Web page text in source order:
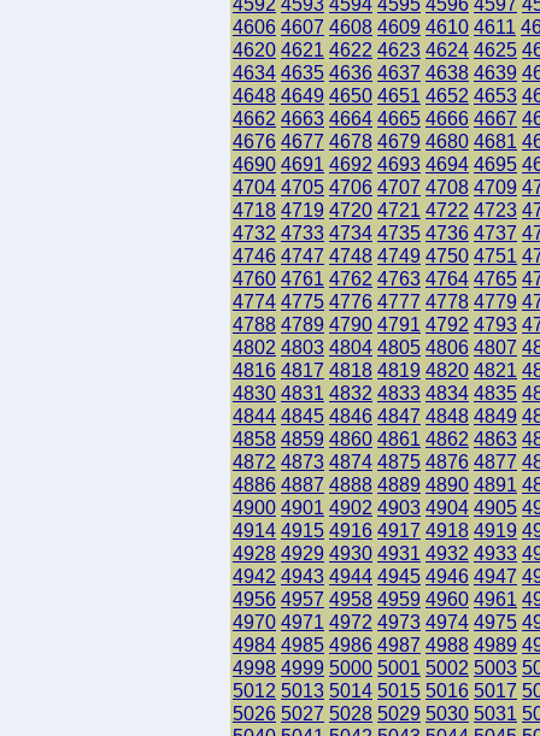
4606 4607 4608 4609 4610 4611
4620 4621 4622 4623 4624 4625
4634 4635 4636 4637 4638 4639
4648 4649 4650 4651 4652 4653
4662 4663 4664 4665 4666 4667
4676 4677 4678 4679 4680 4681
4690 4691 4692 4693 4694 4695
4704 4705 4706 4707 4708 4709
4718 4719 4720 4721 4722 4723
4732 4733 4734 4735 4736 4737
4746 4747 4748 4749 4750 4751
4760 4761 4762 4763 4764 4765
4774 4775 4776 4777 4778 4779
4788 4789 4790 4791 4792 4793
4802 4803 4804 4805 4806 4807
4816 4817 4818 4819 4820 4821
4830 4831 4832 4833 4834 4835
4844 4845 4846 4847 4848 4849
4858 4859 4860 4861 4862 4863
4872 4873 4874 4875 4876 4877
4886 4887 4888 4889 4890 4891
4900 4901 4902 4903 4904 4905
4914 4915 4916 4917 4918 4919
4928 4929 4930 4931 4932 4933
4942 4943 4944 4945 4946 4947
4956 4957 4958 4959 4960 4961
4970 4971 4972 4973 4974 4975
4984 4985 4986 4987 4988 4989
4998 4999 5000 5001 5002 5003
5012 5013 5014 5015 5016 5017
5026 5027 5028 5029 5030 5031